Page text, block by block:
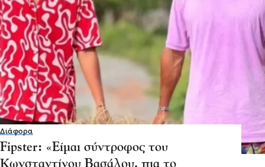
Διάφορα
Fipster: «Είμαι σύντροφος του
Κωνσταντίνου Βασάλου, πια το